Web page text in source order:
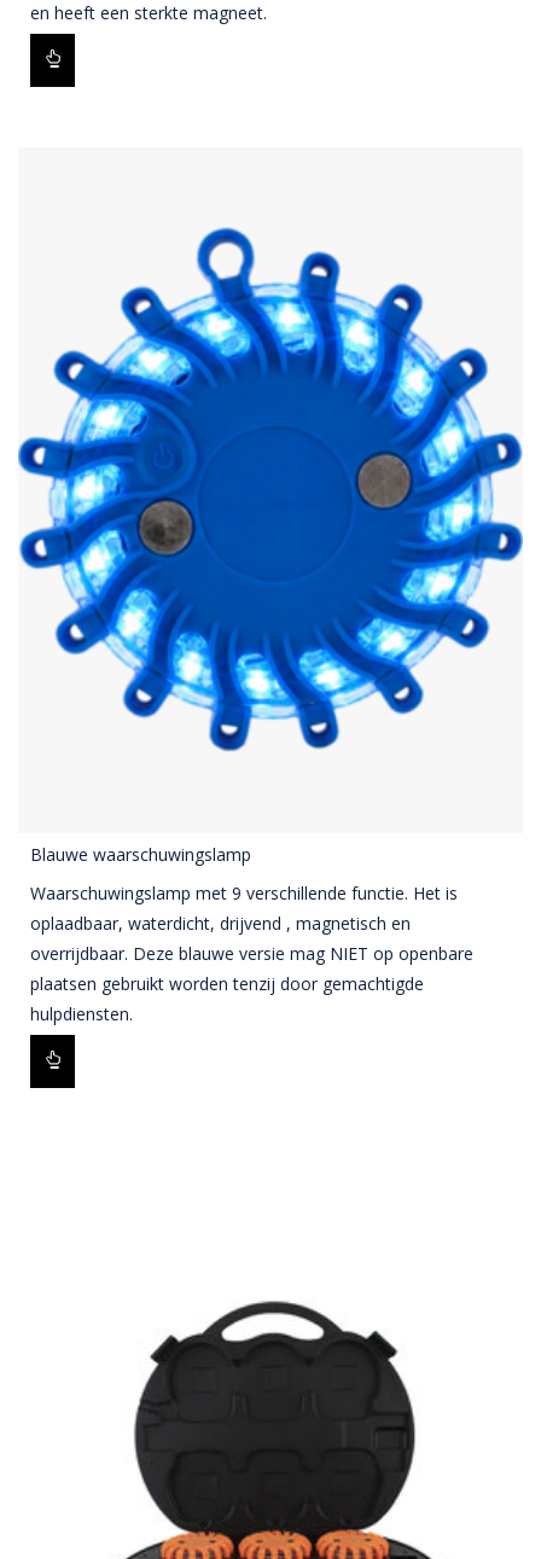
en heeft een sterkte magneet.
Blauwe waarschuwingslamp
Waarschuwingslamp met 9 verschillende functie. Het is
oplaadbaar, waterdicht, drijvend , magnetisch en
overrijdbaar. Deze blauwe versie mag NIET op openbare
plaatsen gebruikt worden tenzij door gemachtigde
hulpdiensten.